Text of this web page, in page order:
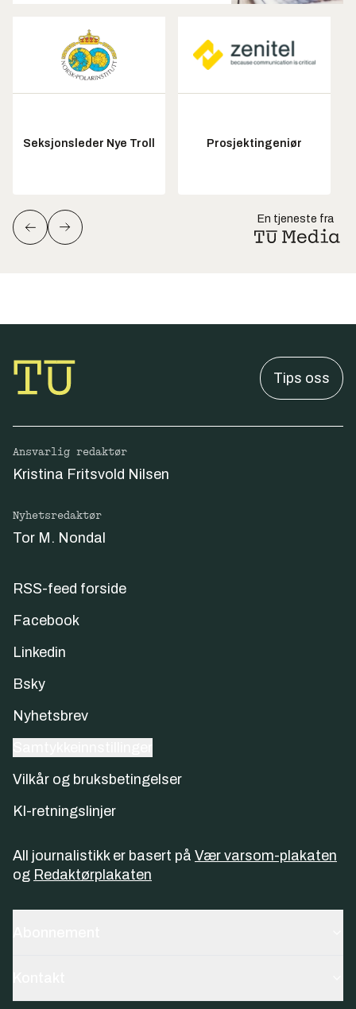
Seksjonsleder Nye Troll Prosjektingeniør
En tjeneste fra
Tips oss
Ansvarlig redaktør
Kristina Fritsvold Nilsen
Nyhetsredaktør
Tor M. Nondal
RSS-feed forside
Facebook
Linkedin
Bsky
Nyhetsbrev
Vilkår og bruksbetingelser
KI-retningslinjer
All journalistikk er basert på Vær varsom-plakaten
og Redaktørplakaten